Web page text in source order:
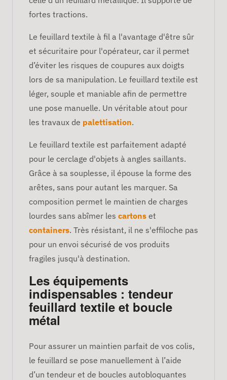
fortes tractions.
Le feuillard textile à fil a l'avantage d'être sûr
et sécuritaire pour l'opérateur, car il permet
d’éviter les risques de coupures aux doigts
lors de sa manipulation. Le feuillard textile est
léger, souple et maniable afin de permettre
une pose manuelle. Un véritable atout pour
les travaux de palettisation.
Le feuillard textile est parfaitement adapté
pour le cerclage d'objets à angles saillants.
Grâce à sa souplesse, il épouse la forme des
arêtes, sans pour autant les marquer. Sa
composition permet le maintien de charges
lourdes sans abîmer les cartons et
containers. Très résistant, il ne s'effiloche pas
pour un envoi sécurisé de vos produits
fragiles jusqu'à destination.
Les équipements
indispensables : tendeur
feuillard textile et boucle
métal
Pour assurer un maintien parfait de vos colis,
le feuillard se pose manuellement à l’aide
d’un tendeur et de boucles autobloquantes